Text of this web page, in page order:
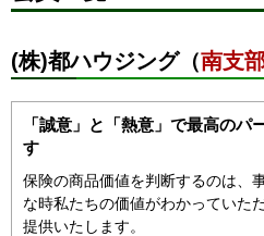
(株)都ハウジング（南支
「誠意」と「熱意」で最高のパ
す
保険の商品価値を判断するのは、
な時私たちの価値がわかっていた
提供いたします。